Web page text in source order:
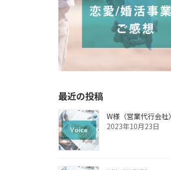
最近の投稿
W様（営業代行会社）
2023年10月23日